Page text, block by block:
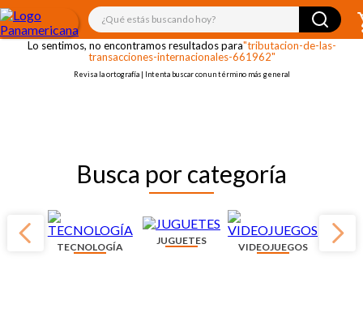
¿Qué estás buscando hoy?
¡OOPS!
Lo sentimos, no encontramos resultados para"tributacion-de-las-
transacciones-internacionales-661962"
Revisa la ortografía | Intenta buscar con un término más general
Busca por categoría
TECNOLOGÍA
JUGUETES
VIDEOJUEGOS